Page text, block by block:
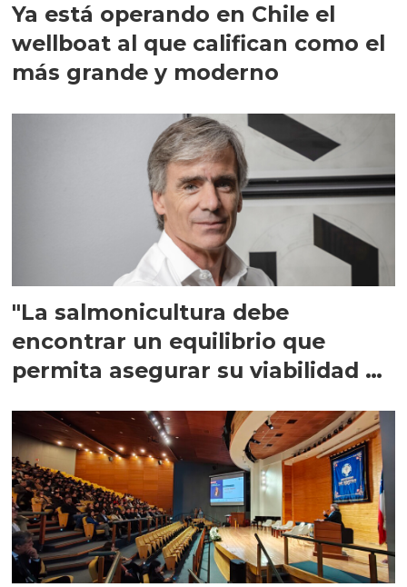
Ya está operando en Chile el
wellboat al que califican como el
más grande y moderno
"La salmonicultura debe
encontrar un equilibrio que
permita asegurar su viabilidad de